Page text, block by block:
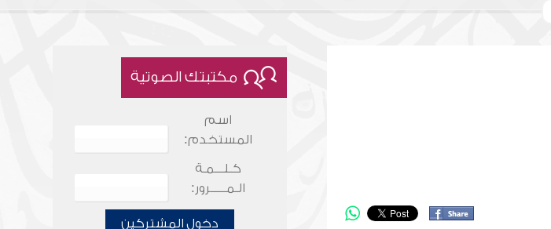
مكتبتك الصوتية
اسم
المستخدم:
كـلـــمـة
الـمـــــرور:
دخول المشتركين